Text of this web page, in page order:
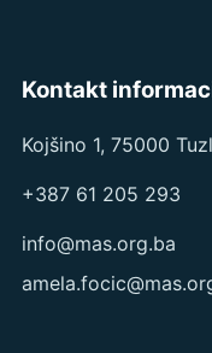
Kontakt
Kojšino 1, 75000
+387 61 205 293
info@mas.org.ba